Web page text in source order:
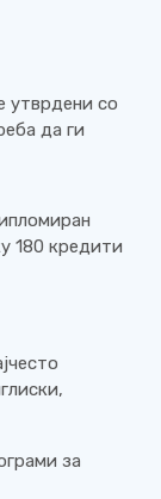
утврдени со
да ги
180 кредити
за